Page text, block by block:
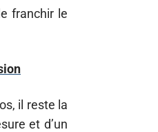
franchir le
il reste la
et d’un